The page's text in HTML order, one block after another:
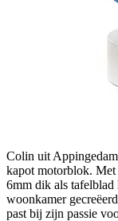
Colin uit
kapot motorblok. Met
6mm dik als
woonkamer
past bij zijn passie